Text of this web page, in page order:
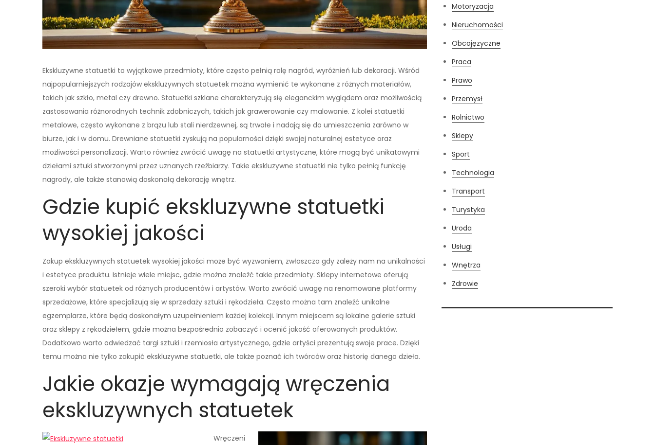
Ekskluzywne statuetki to wyjątkowe przedmioty, które często pełnią rolę nagród, wyróżnień lub dekoracji. Wśród
najpopularniejszych rodzajów ekskluzywnych statuetek można wymienić te wykonane z różnych materiałów,
takich jak szkło, metal czy drewno. Statuetki szklane charakteryzują się eleganckim wyglądem oraz możliwością
zastosowania różnorodnych technik zdobniczych, takich jak grawerowanie czy malowanie. Z kolei statuetki
metalowe, często wykonane z brązu lub stali nierdzewnej, są trwałe i nadają się do umieszczenia zarówno w
biurze, jak i w domu. Drewniane statuetki zyskują na popularności dzięki swojej naturalnej estetyce oraz
możliwości personalizacji. Warto również zwrócić uwagę na statuetki artystyczne, które mogą być unikatowymi
dziełami sztuki stworzonymi przez uznanych rzeźbiarzy. Takie ekskluzywne statuetki nie tylko pełnią funkcję
nagrody, ale także stanowią doskonałą dekorację wnętrz.
Gdzie kupić ekskluzywne statuetki
wysokiej jakości
Zakup ekskluzywnych statuetek wysokiej jakości może być wyzwaniem, zwłaszcza gdy zależy nam na unikalności
i estetyce produktu. Istnieje wiele miejsc, gdzie można znaleźć takie przedmioty. Sklepy internetowe oferują
szeroki wybór statuetek od różnych producentów i artystów. Warto zwrócić uwagę na renomowane platformy
sprzedażowe, które specjalizują się w sprzedaży sztuki i rękodzieła. Często można tam znaleźć unikalne
egzemplarze, które będą doskonałym uzupełnieniem każdej kolekcji. Innym miejscem są lokalne galerie sztuki
oraz sklepy z rękodziełem, gdzie można bezpośrednio zobaczyć i ocenić jakość oferowanych produktów.
Dodatkowo warto odwiedzać targi sztuki i rzemiosła artystycznego, gdzie artyści prezentują swoje prace. Dzięki
temu można nie tylko zakupić ekskluzywne statuetki, ale także poznać ich twórców oraz historię danego dzieła.
Jakie okazje wymagają wręczenia
ekskluzywnych statuetek
Wręczeni
Motoryzacja
Nieruchomości
Obcojęzyczne
Praca
Prawo
Przemysł
Rolnictwo
Sklepy
Sport
Technologia
Transport
Turystyka
Uroda
Usługi
Wnętrza
Zdrowie